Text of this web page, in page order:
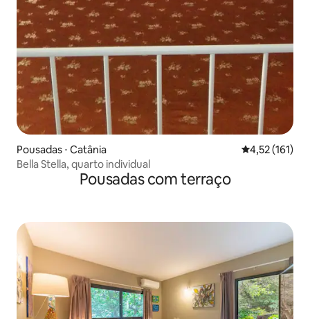
Pousadas ⋅ Catânia 4,52 de uma
4,52 (161)
Bella Stella, quarto individual
Pousadas com terraço